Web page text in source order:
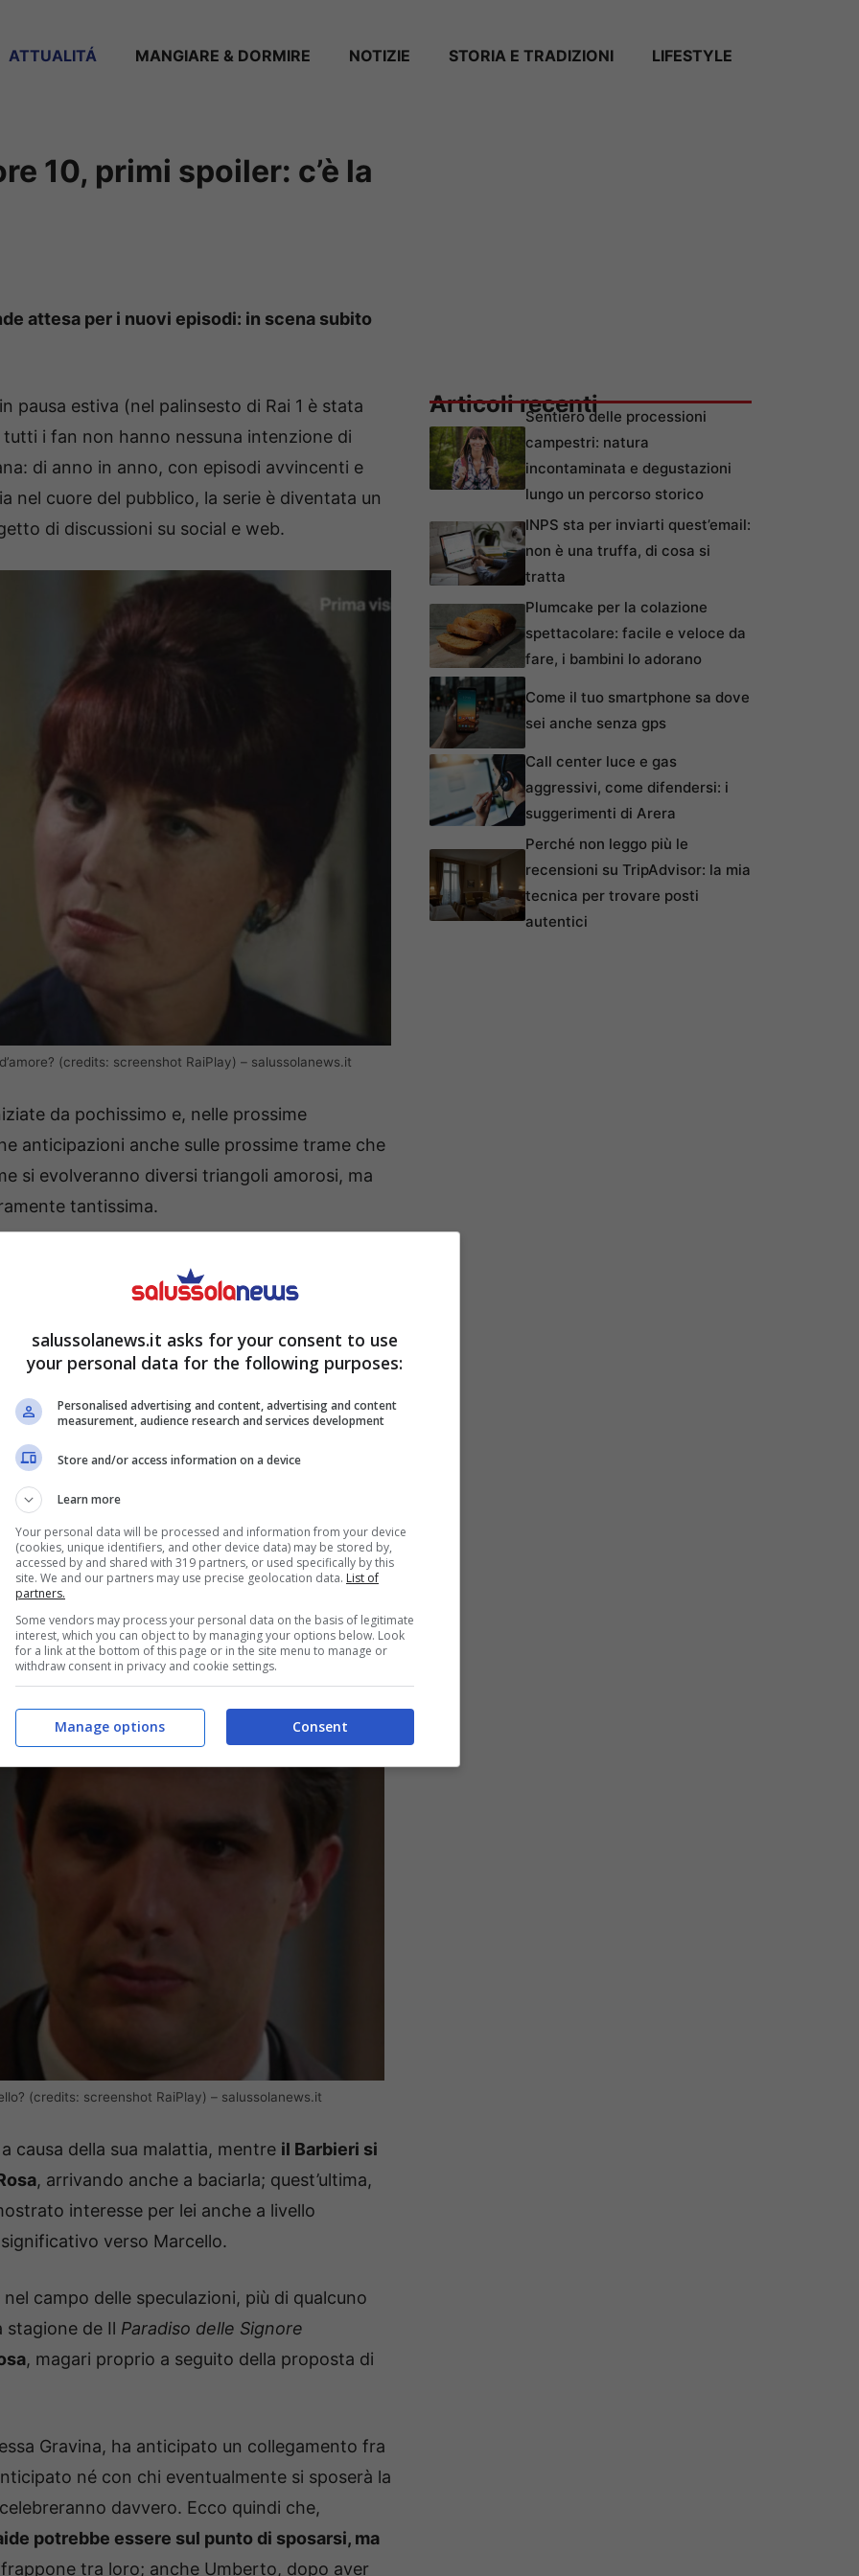
ATTUALITÁ MANGIARE & DORMIRE NOTIZIE STORIA E TRADIZIONI LIFESTYLE
10, primi spoiler: c’è la
attesa per i nuovi episodi: in scena subito
pausa estiva (nel palinsesto di Rai 1 è stata
tutti i fan non hanno nessuna intenzione di
di anno in anno, con episodi avvincenti e
nel cuore del pubblico, la serie è diventata un
di discussioni su social e web.
(credits: screenshot RaiPlay) – salussolanews.it
da pochissimo e, nelle prossime
anticipazioni anche sulle prossime trame che
si evolveranno diversi triangoli amorosi, ma
tantissima.
Vanessa Gravina ha parlato di odore di fiori
e suggestioni riportano della possibilità di
fuga d’amore per
sempre più centrale nelle trame de Il
stagione ha lasciato il pubblico con diversi
alla fine, Marcello continuerà a stare con
(credits: screenshot RaiPlay) – salussolanews.it
causa della sua malattia, mentre il Barbieri si
, arrivando anche a baciarla; quest’ultima,
interesse per lei anche a livello
verso Marcello.
campo delle speculazioni, più di qualcuno
stagione de Il Paradiso delle Signore
, magari proprio a seguito della proposta di
Gravina, ha anticipato un collegamento fra
né con chi eventualmente si sposerà la
davvero. Ecco quindi che,
potrebbe essere sul punto di sposarsi, ma
tra loro; anche Umberto, dopo aver
Articoli recentiSentiero delle processioni
campestri: natura
incontaminata e degustazioni
lungo un percorso storico
INPS sta per inviarti quest’email:
non è una truffa, di cosa si
tratta
Plumcake per la colazione
spettacolare: facile e veloce da
fare, i bambini lo adorano
Come il tuo smartphone sa dove
sei anche senza gps
Call center luce e gas
aggressivi, come difendersi: i
suggerimenti di Arera
Perché non leggo più le
recensioni su TripAdvisor: la mia
tecnica per trovare posti
autentici
salussolanews.it asks for your consent to use
your personal data for the following purposes:
Personalised advertising and content, advertising and content
measurement, audience research and services development
Store and/or access information on a device
Learn more
Your personal data will be processed and information from your device
(cookies, unique identifiers, and other device data) may be stored by,
accessed by and shared with 319 partners, or used specifically by this
site. We and our partners may use precise geolocation data. List of
partners.
Some vendors may process your personal data on the basis of legitimate
interest, which you can object to by managing your options below. Look
for a link at the bottom of this page or in the site menu to manage or
withdraw consent in privacy and cookie settings.
Consent
Manage options